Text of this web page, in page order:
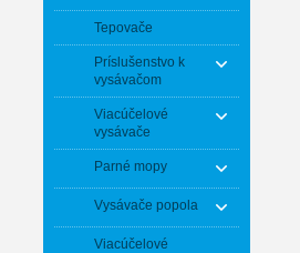
Tepovače
Príslušenstvo k
vysávačom
Viacúčelové
vysávače
Parné mopy
Vysávače popola
Viacúčelové